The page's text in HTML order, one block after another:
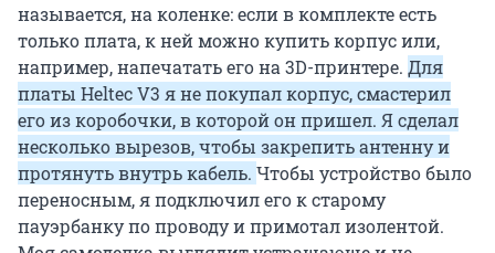
называется, на коленке: если в комплекте есть
только плата, к ней можно купить корпус или,
например, напечатать его на 3D-принтере. Для
платы Heltec V3 я не покупал корпус, смастерил
его из коробочки, в которой он пришел. Я сделал
несколько вырезов, чтобы закрепить антенну и
протянуть внутрь кабель. Чтобы устройство было
переносным, я подключил его к старому
пауэрбанку по проводу и примотал изолентой.